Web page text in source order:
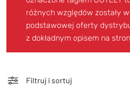
WYPRZEDAŻ
BONY
różnych względów zostały
podstawowej oferty
z dokładnym opisem na
Filtruj i sortuj